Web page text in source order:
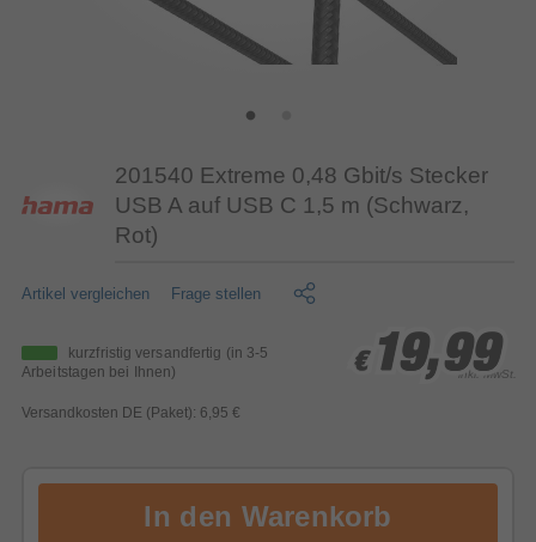
201540 Extreme 0,48 Gbit/s Stecker
USB A auf USB C 1,5 m (Schwarz,
Rot)
Artikel vergleichen Frage stellen
kurzfristig versandfertig (in 3-5
Arbeitstagen bei Ihnen)
Versandkosten DE (Paket): 6,95 €
€19,99
€19,99
€19,99
inkl. MwSt.